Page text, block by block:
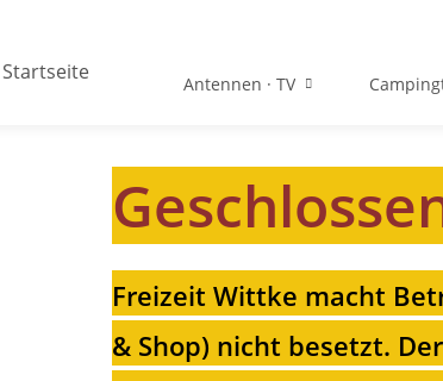
Antennen · TV
Freizeit Wittke macht
& Shop) nicht besetzt.